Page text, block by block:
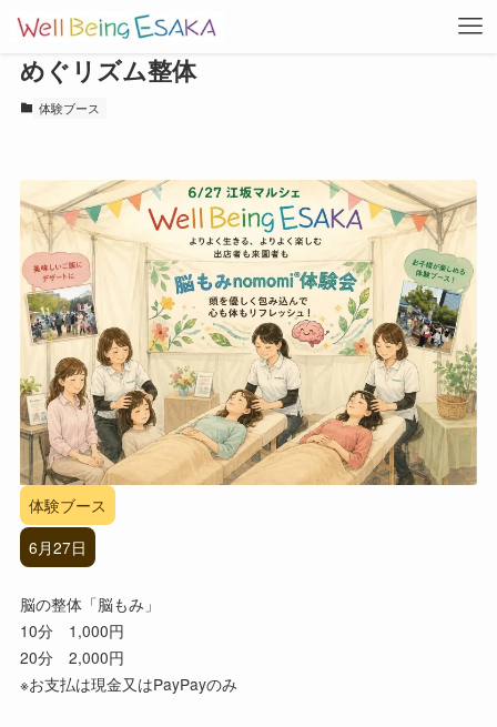
めぐリズム整体
体験ブース
体験ブース
6月27日
脳の整体「脳もみ」
10分 1,000円
20分 2,000円
※お支払は現金又はPayPayのみ